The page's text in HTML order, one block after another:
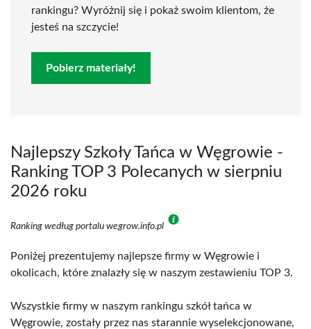
rankingu? Wyróżnij się i pokaż swoim klientom, że
jesteś na szczycie!
Pobierz materiały!
Najlepszy Szkoły Tańca w Węgrowie -
Ranking TOP 3 Polecanych w sierpniu
2026 roku
Ranking według portalu wegrow.info.pl
Poniżej prezentujemy najlepsze firmy w Węgrowie i
okolicach, które znalazły się w naszym zestawieniu TOP 3.
Wszystkie firmy w naszym rankingu szkół tańca w
Węgrowie, zostały przez nas starannie wyselekcjonowane,